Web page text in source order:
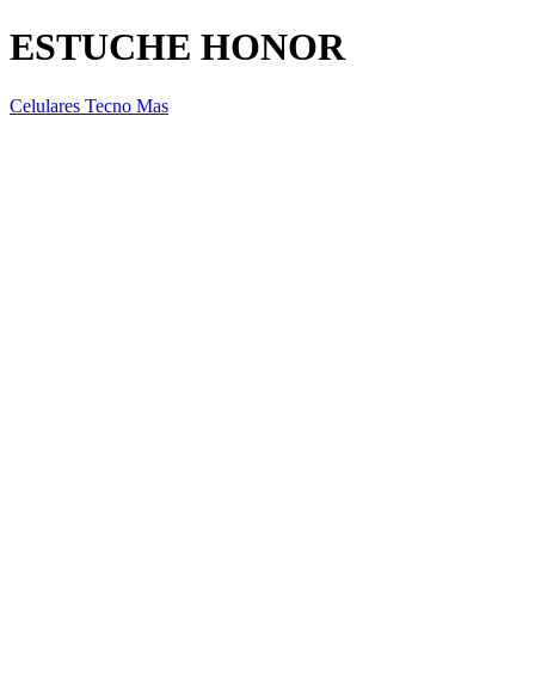
ESTUCHE HONOR
Celulares Tecno Mas